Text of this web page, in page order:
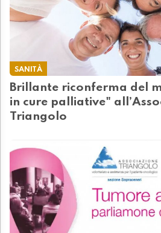
SANITÀ
Brillante riconferma del
in cure palliative"
Triangolo